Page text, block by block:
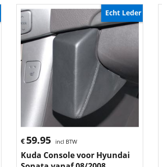
Echt Leder
€ 59.95 incl BTW
Kuda Console voor Hyundai